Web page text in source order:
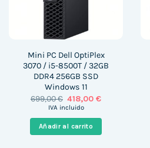
Mini PC Dell OptiPlex
3070 / i5-8500T / 32GB
DDR4 256GB SSD
Windows 11
699,00€ El
precio
era:
699,00 €.
418,00€El
es:
418,00 €.
IVA incluido
Añadir al carrito